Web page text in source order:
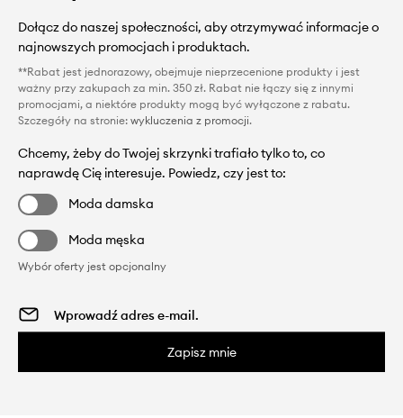
Dołącz do naszej społeczności, aby otrzymywać informacje o
najnowszych promocjach i produktach.
**Rabat jest jednorazowy, obejmuje nieprzecenione produkty i jest
ważny przy zakupach za min. 350 zł. Rabat nie łączy się z innymi
promocjami, a niektóre produkty mogą być wyłączone z rabatu.
Szczegóły na stronie: wykluczenia z promocji.
Chcemy, żeby do Twojej skrzynki trafiało tylko to, co
naprawdę Cię interesuje. Powiedz, czy jest to:
Moda damska
Moda męska
Wybór oferty jest opcjonalny
Zapisz mnie